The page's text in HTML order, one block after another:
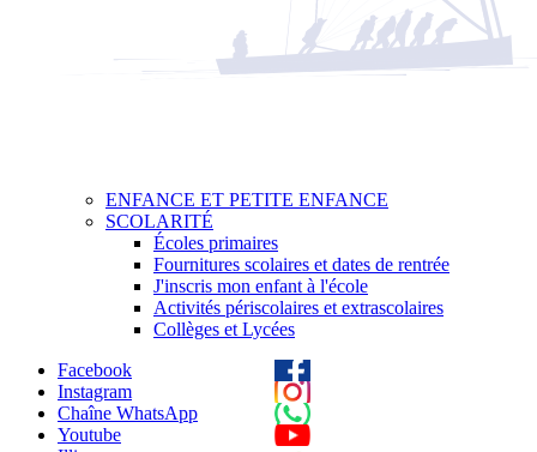
ENFANCE ET PETITE ENFANCE
SCOLARITÉ
Écoles primaires
Fournitures scolaires et dates de rentrée
J'inscris mon enfant à l'école
Activités périscolaires et extrascolaires
Collèges et Lycées
Facebook
Instagram
Chaîne WhatsApp
Youtube